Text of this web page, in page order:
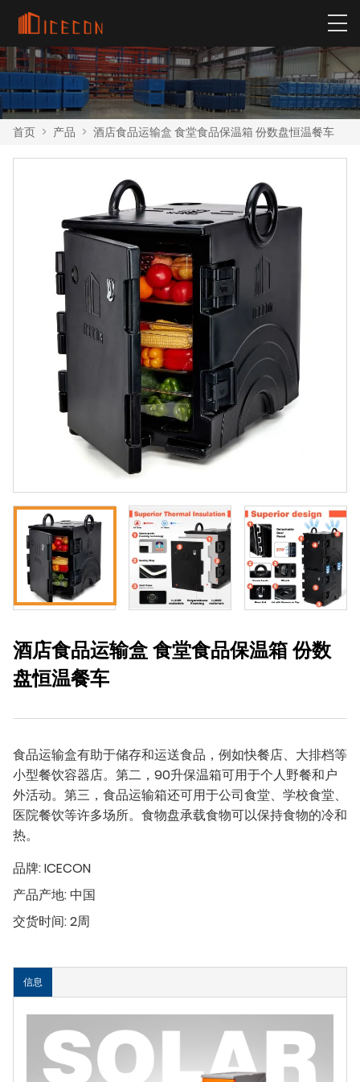
首页 > 产品 > 酒店食品运输盒 食堂食品保温箱 份数盘恒温餐车
酒店食品运输盒 食堂食品保温箱 份数
盘恒温餐车
食品运输盒有助于储存和运送食品，例如快餐店、大排档等
小型餐饮容器店。第二，90升保温箱可用于个人野餐和户
外活动。第三，食品运输箱还可用于公司食堂、学校食堂、
医院餐饮等许多场所。食物盘承载食物可以保持食物的冷和
热。
品牌:ICECON
产品产地: 中国
交货时间:2周
信息